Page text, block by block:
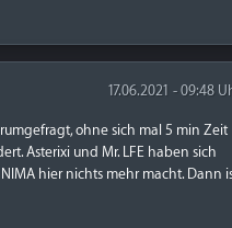
17.06.2021 - 09:48
ohne sich mal 5 min Zeit
Asterixi und Mr. LFE haben sich
hier nichts mehr macht. Dann